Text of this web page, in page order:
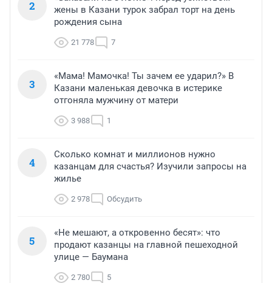
2
жены в Казани турок забрал торт на день
рождения сына
21 778 7
3
«Мама! Мамочка! Ты зачем ее ударил?» В
Казани маленькая девочка в истерике
отгоняла мужчину от матери
3 988 1
4
Сколько комнат и миллионов нужно
казанцам для счастья? Изучили запросы на
жилье
2 978 Обсудить
5
«Не мешают, а откровенно бесят»: что
продают казанцы на главной пешеходной
улице — Баумана
2 780 5